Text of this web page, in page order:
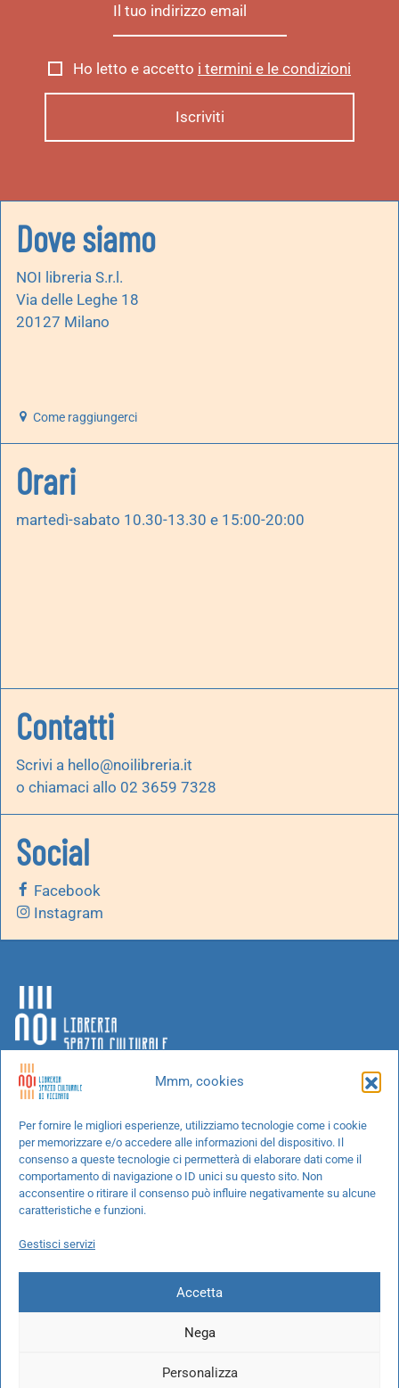
Mmm, cookies
Per fornire le migliori esperienze, utilizziamo tecnologie come i cookie
per memorizzare e/o accedere alle informazioni del dispositivo. Il
consenso a queste tecnologie ci permetterà di elaborare dati come il
comportamento di navigazione o ID unici su questo sito. Non
acconsentire o ritirare il consenso può influire negativamente su alcune
caratteristiche e funzioni.
Gestisci servizi
Accetta
Nega
Personalizza
Ho letto e accetto i termini e le condizioni
Dove siamo
NOI libreria S.r.l.
Via delle Leghe 18
20127 Milano
Come raggiungerci
Orari
martedì-sabato 10.30-13.30 e 15:00-20:00
Contatti
Scrivi a hello@noilibreria.it
o chiamaci allo 02 3659 7328
Social
Facebook
Instagram
Chi siamo
Progetti speciali
Richiedi un libro
Spedizioni
Cookie Policy
10694580969